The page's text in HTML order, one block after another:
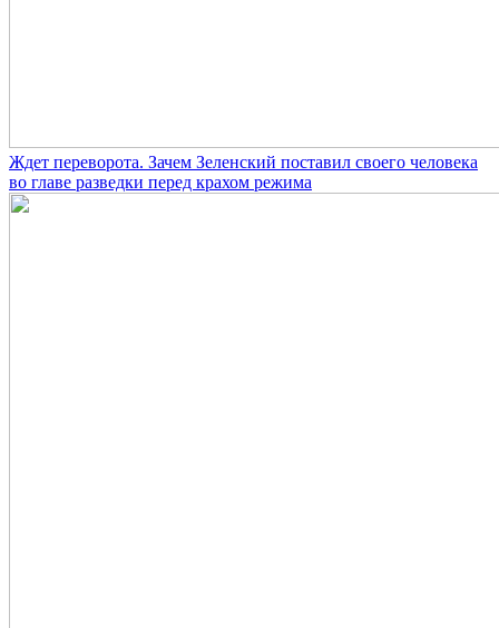
Ждет переворота. Зачем Зеленский поставил своего человека
во главе разведки перед крахом режима